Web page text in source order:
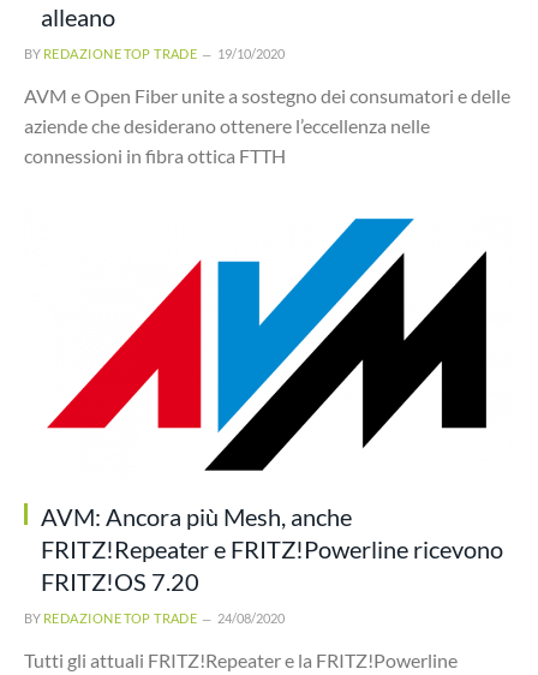
alleano
BY REDAZIONE TOP TRADE 19/10/2020
AVM e Open Fiber unite a sostegno dei consumatori e delle
aziende che desiderano ottenere l’eccellenza nelle
connessioni in fibra ottica FTTH
AVM: Ancora più Mesh, anche
FRITZ!Repeater e FRITZ!Powerline ricevono
FRITZ!OS 7.20
BY REDAZIONE TOP TRADE 24/08/2020
Tutti gli attuali FRITZ!Repeater e la FRITZ!Powerline